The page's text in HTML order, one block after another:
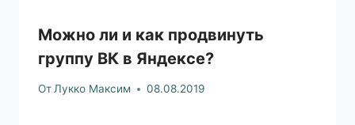
Можно ли и как продвинуть
группу ВК в Яндексе?
ОтЛукко Максим 08.08.2019